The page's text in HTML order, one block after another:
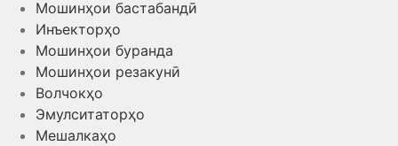
Мошинҳои бастабандӣ
Инъекторҳо
Мошинҳои буранда
Мошинҳои резакунӣ
Волчокҳо
Эмулситаторҳо
Мешалкаҳо